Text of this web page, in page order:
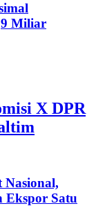
Miliar
X DPR
Nasional,
Ekspor Satu